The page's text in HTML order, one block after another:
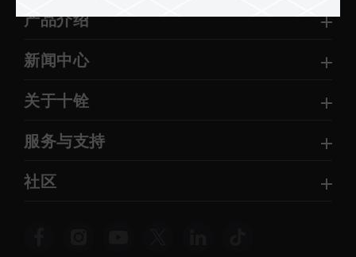
产品介绍
新闻中心
关于十铨
服务与支持
社区